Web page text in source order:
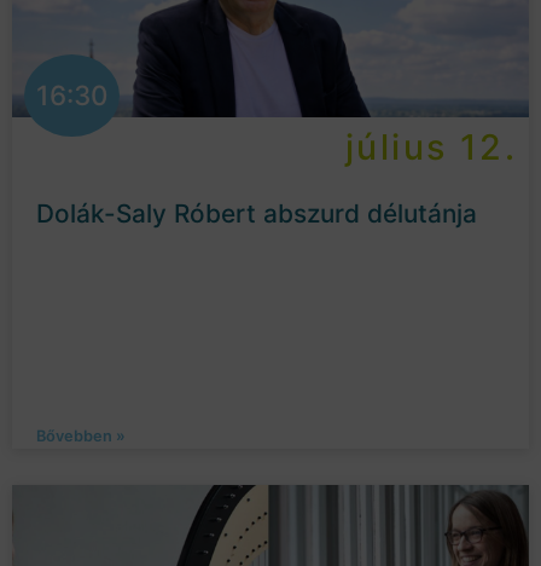
16:30
július 12.
Dolák-Saly Róbert abszurd délutánja
Bővebben »